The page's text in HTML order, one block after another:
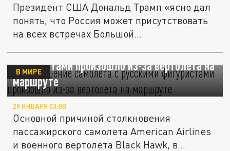
Президент США Дональд Трамп «ясно дал
понять, что Россия может присутствовать
на всех встречах Большой...
WP: крушение самолета с русскими
фигуристами произошло из-за вертолета на
маршруте
В МИРЕ
29 ЯНВАРЯ 03:08
Основной причиной столкновения
пассажирского самолета American Airlines
и военного вертолета Black Hawk, в...